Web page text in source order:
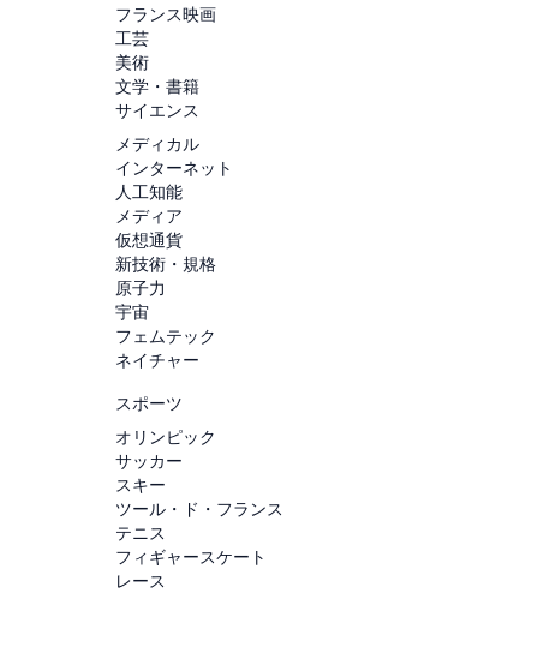
フランス映画
工芸
美術
文学・書籍
サイエンス
メディカル
インターネット
人工知能
メディア
仮想通貨
新技術・規格
原子力
宇宙
フェムテック
ネイチャー
スポーツ
オリンピック
サッカー
スキー
ツール・ド・フランス
テニス
フィギャースケート
レース